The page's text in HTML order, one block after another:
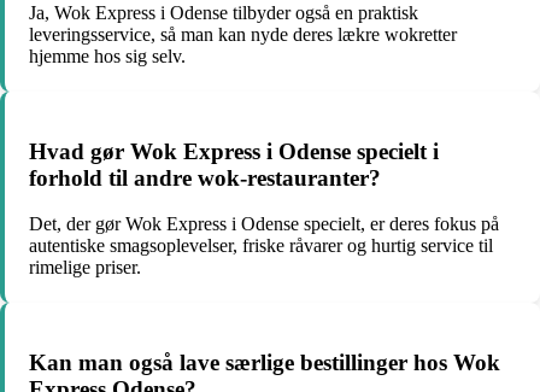
Ja, Wok Express i Odense tilbyder også en praktisk
leveringsservice, så man kan nyde deres lækre wokretter
hjemme hos sig selv.
Hvad gør Wok Express i Odense specielt i
forhold til andre wok-restauranter?
Det, der gør Wok Express i Odense specielt, er deres fokus på
autentiske smagsoplevelser, friske råvarer og hurtig service til
rimelige priser.
Kan man også lave særlige bestillinger hos Wok